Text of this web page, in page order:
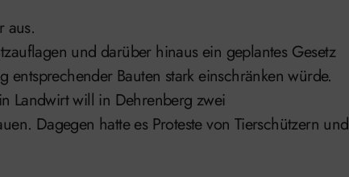
aus.
und darüber hinaus ein geplantes Gesetz
entsprechender Bauten stark einschränken würde.
Landwirt will in Dehrenberg zwei
Dagegen hatte es Proteste von Tierschützern und